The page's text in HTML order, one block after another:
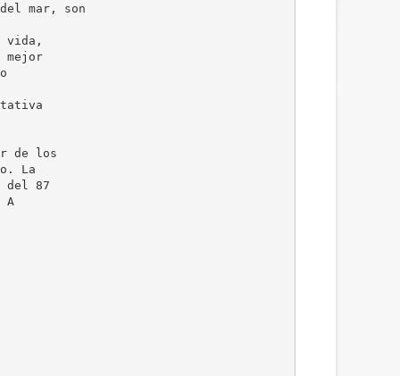
mar, son
vida,
mejor
de los
La
del 87
A